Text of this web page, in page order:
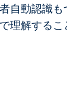
自動認識も
理解するこ